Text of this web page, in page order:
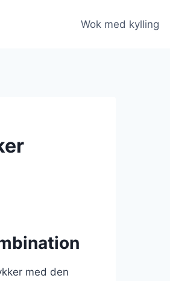
Wok med kylling
med den